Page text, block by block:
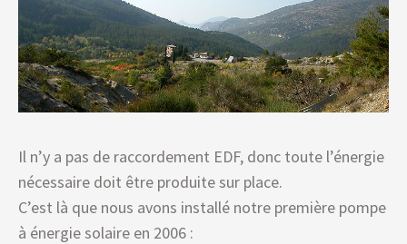
Il n’y a pas de raccordement EDF, donc toute l’énergie
nécessaire doit être produite sur place.
C’est là que nous avons installé notre première pompe
à énergie solaire en 2006 :